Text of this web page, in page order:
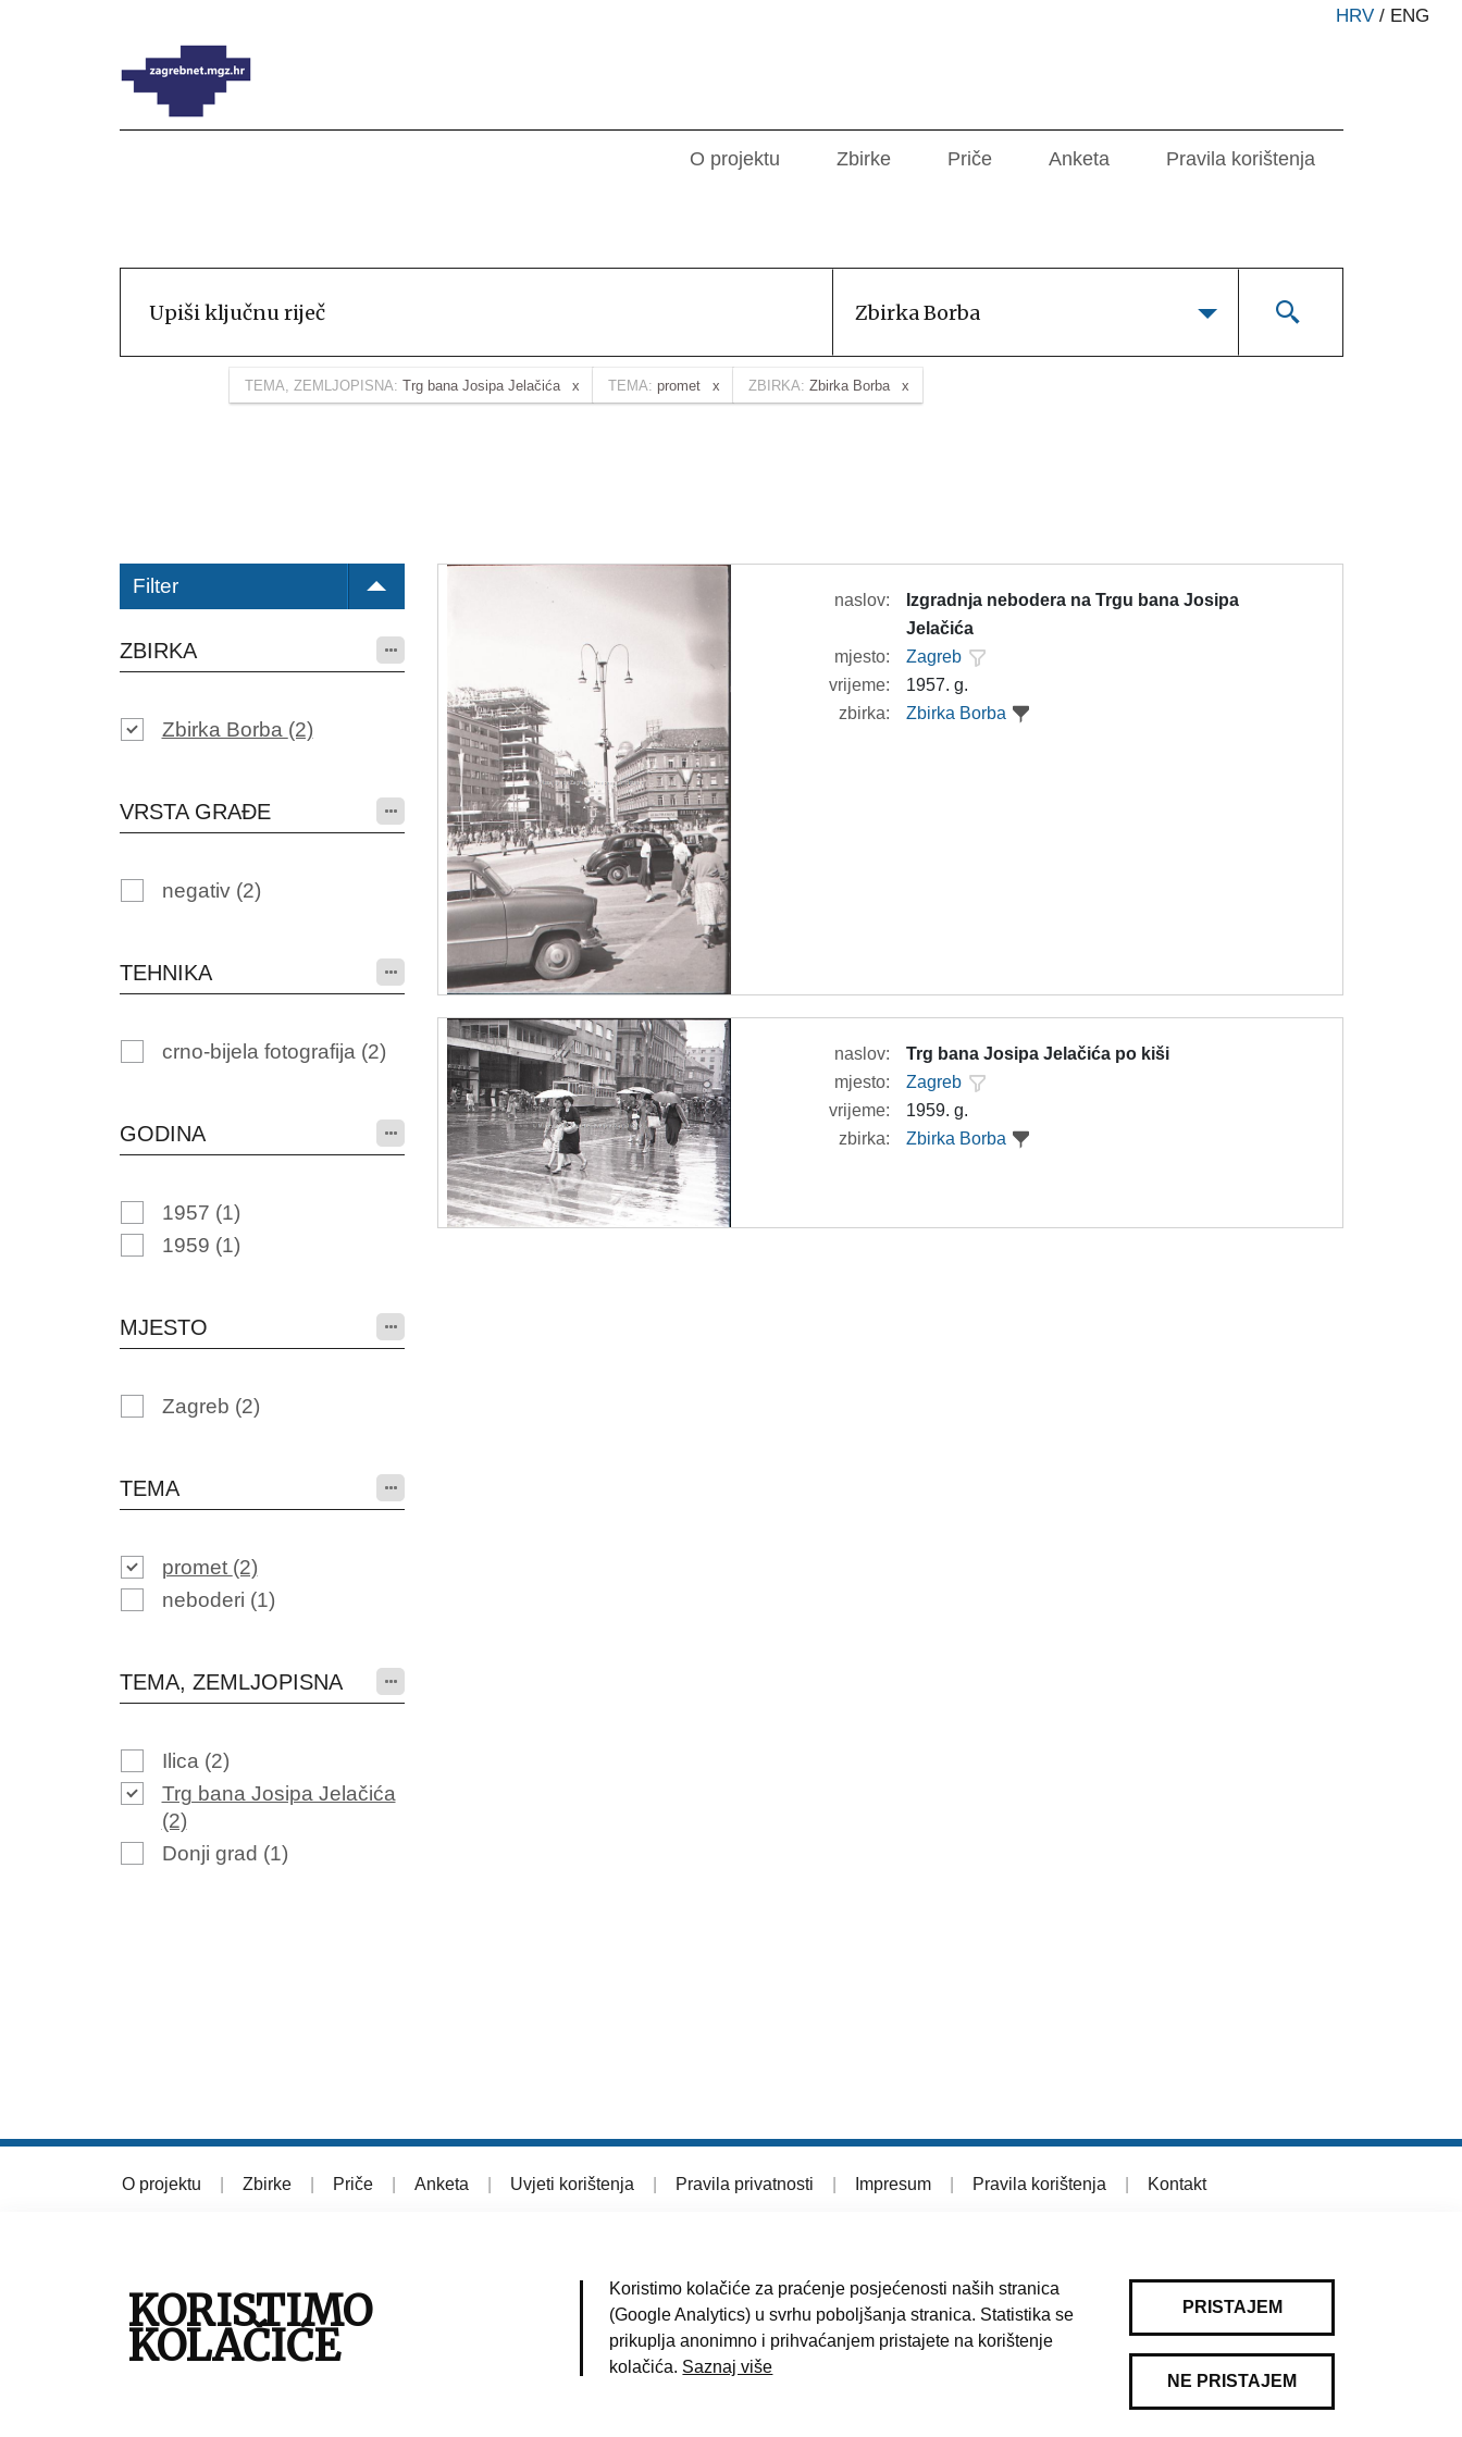
HRV / ENG
O projektu Zbirke Priče Anketa Pravila korištenja
Zbirka Borba
TEMA, ZEMLJOPISNA: Trg bana Josipa Jelačića TEMA: promet ZBIRKA: Zbirka Borba
Filter
ZBIRKA
Zbirka Borba (2)
VRSTA GRAĐE
negativ (2)
TEHNIKA
crno-bijela fotografija (2)
GODINA
1957 (1)
1959 (1)
MJESTO
Zagreb (2)
TEMA
promet (2)
neboderi (1)
TEMA, ZEMLJOPISNA
Ilica (2)
Trg bana Josipa Jelačića
(2)
Donji grad (1)
naslov:
Izgradnja nebodera na Trgu bana Josipa
Jelačića
mjesto:
Zagreb
vrijeme:
1957. g.
zbirka:
Zbirka Borba
naslov:
Trg bana Josipa Jelačića po kiši
mjesto:
Zagreb
vrijeme:
1959. g.
zbirka:
Zbirka Borba
O projektu Zbirke Priče Anketa Uvjeti korištenja Pravila privatnosti Impresum Pravila korištenja Kontakt
KORISTIMO
KOLAČIĆE
Koristimo kolačiće za praćenje posjećenosti naših stranica
(Google Analytics) u svrhu poboljšanja stranica. Statistika se
prikuplja anonimno i prihvaćanjem pristajete na korištenje
kolačića. Saznaj više
PRISTAJEM
NE PRISTAJEM